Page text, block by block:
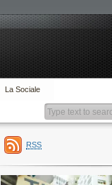
La Sociale
RSS